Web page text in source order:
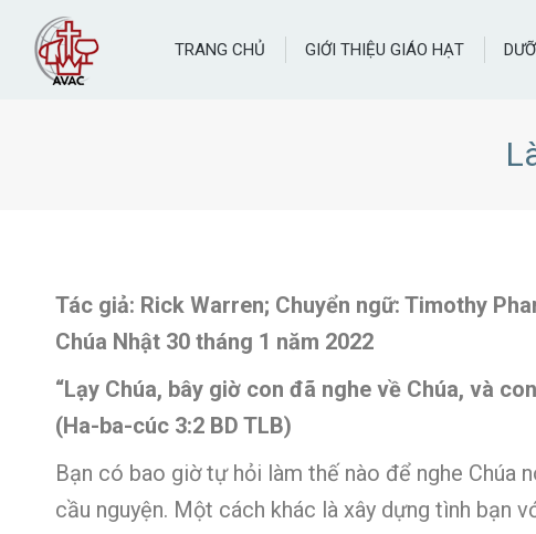
TRANG CHỦ GIỚI THIỆU GIÁO HẠT
Tác giả: Rick Warren; Chuyển ngữ: Timothy
Chúa Nhật 30 tháng 1 năm 2022
“Lạy Chúa, bây giờ con đã nghe về Chúa, và
(Ha-ba-cúc 3:2 BD TLB)
Bạn có bao giờ tự hỏi làm thế nào để nghe Chúa
cầu nguyện. Một cách khác là xây dựng tình bạn